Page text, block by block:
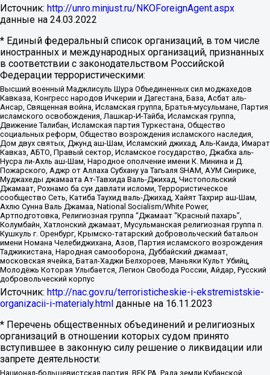
Источник: http://unro.minjust.ru/NKOForeignAgent.aspx
данные на 24.03.2022
* Единый федеральный список организаций, в том числе
иностранных и международных организаций, признанных
в соответствии с законодательством Российской
Федерации террористическими:
Высший военный Маджлисуль Шура Объединенных сил моджахедов
Кавказа, Конгресс народов Ичкерии и Дагестана, База, Асбат аль-
Ансар, Священная война, Исламская группа, Братья-мусульмане, Партия
исламского освобождения, Лашкар-И-Тайба, Исламская группа,
Движение Талибан, Исламская партия Туркестана, Общество
социальных реформ, Общество возрождения исламского наследия,
Дом двух святых, Джунд аш-Шам, Исламский джихад, Аль-Каида, Имарат
Кавказ, АБТО, Правый сектор, Исламское государство, Джабха аль-
Нусра ли-Ахль аш-Шам, Народное ополчение имени К. Минина и Д.
Пожарского, Аджр от Аллаха Субхану уа Тагьаля SHAM, АУМ Синрике,
Муджахеды джамаата Ат-Тавхида Валь-Джихад, Чистопольский
Джамаат, Рохнамо ба суи давлати исломи, Террористическое
сообщество Сеть, Катиба Таухид валь-Джихад, Хайят Тахрир аш-Шам,
Ахлю Сунна Валь Джамаа, National Socialism/White Power,
Артподготовка, Религиозная группа “Джамаат “Красный пахарь”,
Колумбайн, Хатлонский джамаат, Мусульманская религиозная группа п.
Кушкуль г. Оренбург, Крымско-татарский добровольческий батальон
имени Номана Челебиджихана, Азов, Партия исламского возрождения
Таджикистана, Народная самооборона, Дуббайский джамаат,
московская ячейка, Батал-Хаджи Белхороев, Маньяки Культ Убийц,
Молодёжь Которая Улыбается, Легион Свобода России, Айдар, Русский
добровольческий корпус
Источник: http://nac.gov.ru/terroristicheskie-i-ekstremistskie-
organizacii-i-materialy.html данные на 16.11.2023
* Перечень общественных объединений и религиозных
организаций в отношении которых судом принято
вступившее в законную силу решение о ликвидации или
запрете деятельности:
Национал-большевистская партия, ВЕК РА, Рада земли Кубанской